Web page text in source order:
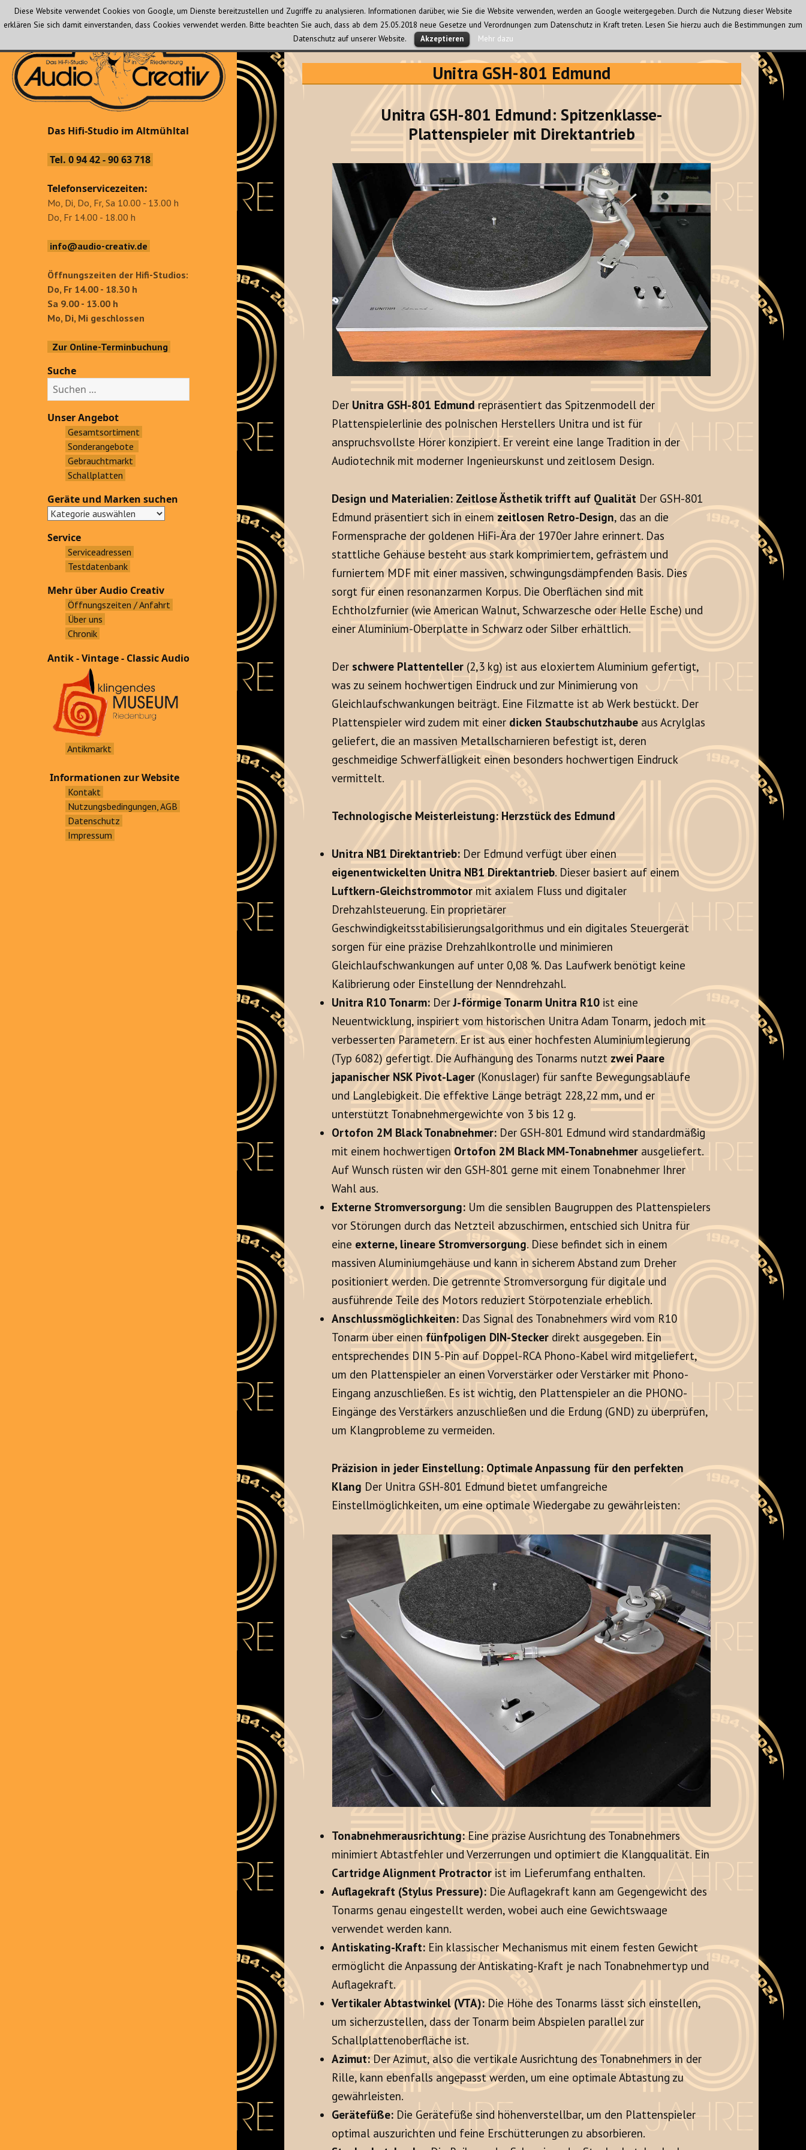
Das Hifi-Studio im Altmühltal
Das Hifi-Studio im Altmühltal
Tel. 0 94 42 - 90 63 718
Telefonservicezeiten:
Mo, Di, Do, Fr, Sa 10.00 - 13.00 h
Do, Fr 14.00 - 18.00 h
info@audio-creativ.de
Öffnungszeiten der Hifi-Studios:
Do, Fr 14.00 - 18.30 h
Sa 9.00 - 13.00 h
Mo, Di, Mi geschlossen
Zur Online-Terminbuchung
Suche
u
c
h
Unser Angebot
Gesamtsortiment
Sonderangebote
Gebrauchtmarkt
Schallplatten
Geräte und Marken suchen
Service
Serviceadressen
Testdatenbank
Mehr über Audio Creativ
Öffnungszeiten / Anfahrt
Über uns
Chronik
Antik - Vintage - Classic Audio
Antikmarkt
Informationen zur Website
Kontakt
Nutzungsbedingungen, AGB
Datenschutz
Impressum
Unitra GSH-801 Edmund
Unitra GSH-801 Edmund: Spitzenklasse-
Plattenspieler mit Direktantrieb
Der Unitra GSH-801 Edmundrepräsentiert das Spitzenmodell der
Plattenspielerlinie des polnischen Herstellers Unitra und ist für
anspruchsvollste Hörer konzipiert. Er vereint eine lange Tradition in der
Audiotechnik mit moderner Ingenieurskunst und zeitlosem Design.
Design und Materialien: Zeitlose Ästhetik trifft auf Qualität Der GSH-801
Edmund präsentiert sich in einemzeitlosen Retro-Design, das an die
Formensprache der goldenen HiFi-Ära der 1970er Jahre erinnert. Das
stattliche Gehäuse besteht aus stark komprimiertem, gefrästem und
furniertem MDF mit einer massiven, schwingungsdämpfenden Basis. Dies
sorgt für einen resonanzarmen Korpus. Die Oberflächen sind mit
Echtholzfurnier (wie American Walnut, Schwarzesche oder Helle Esche) und
einer Aluminium-Oberplatte in Schwarz oder Silber erhältlich.
Der schwere Plattenteller (2,3 kg) ist aus eloxiertem Aluminium gefertigt,
was zu seinem hochwertigen Eindruck und zur Minimierung von
Gleichlaufschwankungen beiträgt. Eine Filzmatte ist ab Werk bestückt. Der
Plattenspieler wird zudem mit einer dicken Staubschutzhaube aus Acrylglas
geliefert, die an massiven Metallscharnieren befestigt ist, deren
geschmeidige Schwerfälligkeit einen besonders hochwertigen Eindruck
vermittelt.
Technologische Meisterleistung: Herzstück des Edmund
Unitra NB1 Direktantrieb: Der Edmund verfügt über einen
eigenentwickelten Unitra NB1 Direktantrieb. Dieser basiert auf einem
Luftkern-Gleichstrommotormit axialem Fluss und digitaler
Drehzahlsteuerung. Ein proprietärer
Geschwindigkeitsstabilisierungsalgorithmus und ein digitales Steuergerät
sorgen für eine präzise Drehzahlkontrolle und minimieren
Gleichlaufschwankungen auf unter 0,08 %. Das Laufwerk benötigt keine
Kalibrierung oder Einstellung der Nenndrehzahl.
Unitra R10 Tonarm: DerJ-förmige Tonarm Unitra R10 ist eine
Neuentwicklung, inspiriert vom historischen Unitra Adam Tonarm, jedoch mit
verbesserten Parametern. Er ist aus einer hochfesten Aluminiumlegierung
(Typ 6082) gefertigt. Die Aufhängung des Tonarms nutzt zwei Paare
japanischer NSK Pivot-Lager (Konuslager) für sanfte Bewegungsabläufe
und Langlebigkeit. Die effektive Länge beträgt 228,22 mm, und er
unterstützt Tonabnehmergewichte von 3 bis 12 g.
Ortofon 2M Black Tonabnehmer: Der GSH-801 Edmund wird standardmäßig
mit einem hochwertigen Ortofon 2M Black MM-Tonabnehmer ausgeliefert.
Auf Wunsch rüsten wir den GSH-801 gerne mit einem Tonabnehmer Ihrer
Wahl aus.
Externe Stromversorgung: Um die sensiblen Baugruppen des Plattenspielers
vor Störungen durch das Netzteil abzuschirmen, entschied sich Unitra für
eine externe, lineare Stromversorgung. Diese befindet sich in einem
massiven Aluminiumgehäuse und kann in sicherem Abstand zum Dreher
positioniert werden. Die getrennte Stromversorgung für digitale und
ausführende Teile des Motors reduziert Störpotenziale erheblich.
Anschlussmöglichkeiten: Das Signal des Tonabnehmers wird vom R10
Tonarm über einen fünfpoligen DIN-Stecker direkt ausgegeben. Ein
entsprechendes DIN 5-Pin auf Doppel-RCA Phono-Kabel wird mitgeliefert,
um den Plattenspieler an einen Vorverstärker oder Verstärker mit Phono-
Eingang anzuschließen. Es ist wichtig, den Plattenspieler an die PHONO-
Eingänge des Verstärkers anzuschließen und die Erdung (GND) zu überprüfen,
um Klangprobleme zu vermeiden.
Präzision in jeder Einstellung: Optimale Anpassung für den perfekten
Klang Der Unitra GSH-801 Edmund bietet umfangreiche
Einstellmöglichkeiten, um eine optimale Wiedergabe zu gewährleisten:
Tonabnehmerausrichtung:Eine präzise Ausrichtung des Tonabnehmers
minimiert Abtastfehler und Verzerrungen und optimiert die Klangqualität. Ein
Cartridge Alignment Protractorist im Lieferumfang enthalten.
Auflagekraft (Stylus Pressure): Die Auflagekraft kann am Gegengewicht des
Tonarms genau eingestellt werden, wobei auch eine Gewichtswaage
verwendet werden kann.
Antiskating-Kraft: Ein klassischer Mechanismus mit einem festen Gewicht
ermöglicht die Anpassung der Antiskating-Kraft je nach Tonabnehmertyp und
Auflagekraft.
Vertikaler Abtastwinkel (VTA):Die Höhe des Tonarms lässt sich einstellen,
um sicherzustellen, dass der Tonarm beim Abspielen parallel zur
Schallplattenoberfläche ist.
Azimut: Der Azimut, also die vertikale Ausrichtung des Tonabnehmers in der
Rille, kann ebenfalls angepasst werden, um eine optimale Abtastung zu
gewährleisten.
Gerätefüße: Die Gerätefüße sind höhenverstellbar, um den Plattenspieler
optimal auszurichten und feine Erschütterungen zu absorbieren.
Diese Website verwendet Cookies von Google, um Dienste bereitzustellen und Zugriffe zu analysieren. Informationen darüber, wie Sie die Website verwenden, werden an Google weitergegeben. Durch die Nutzung dieser Website
erklären Sie sich damit einverstanden, dass Cookies verwendet werden. Bitte beachten Sie auch, dass ab dem 25.05.2018 neue Gesetze und Verordnungen zum Datenschutz in Kraft treten. Lesen Sie hierzu auch die Bestimmungen zum
Datenschutz auf unserer Website.
Akzeptieren Mehr dazu